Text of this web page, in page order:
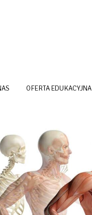
OFERTA EDUKACYJNA